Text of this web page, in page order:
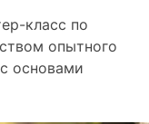
класс по
опытного
основами